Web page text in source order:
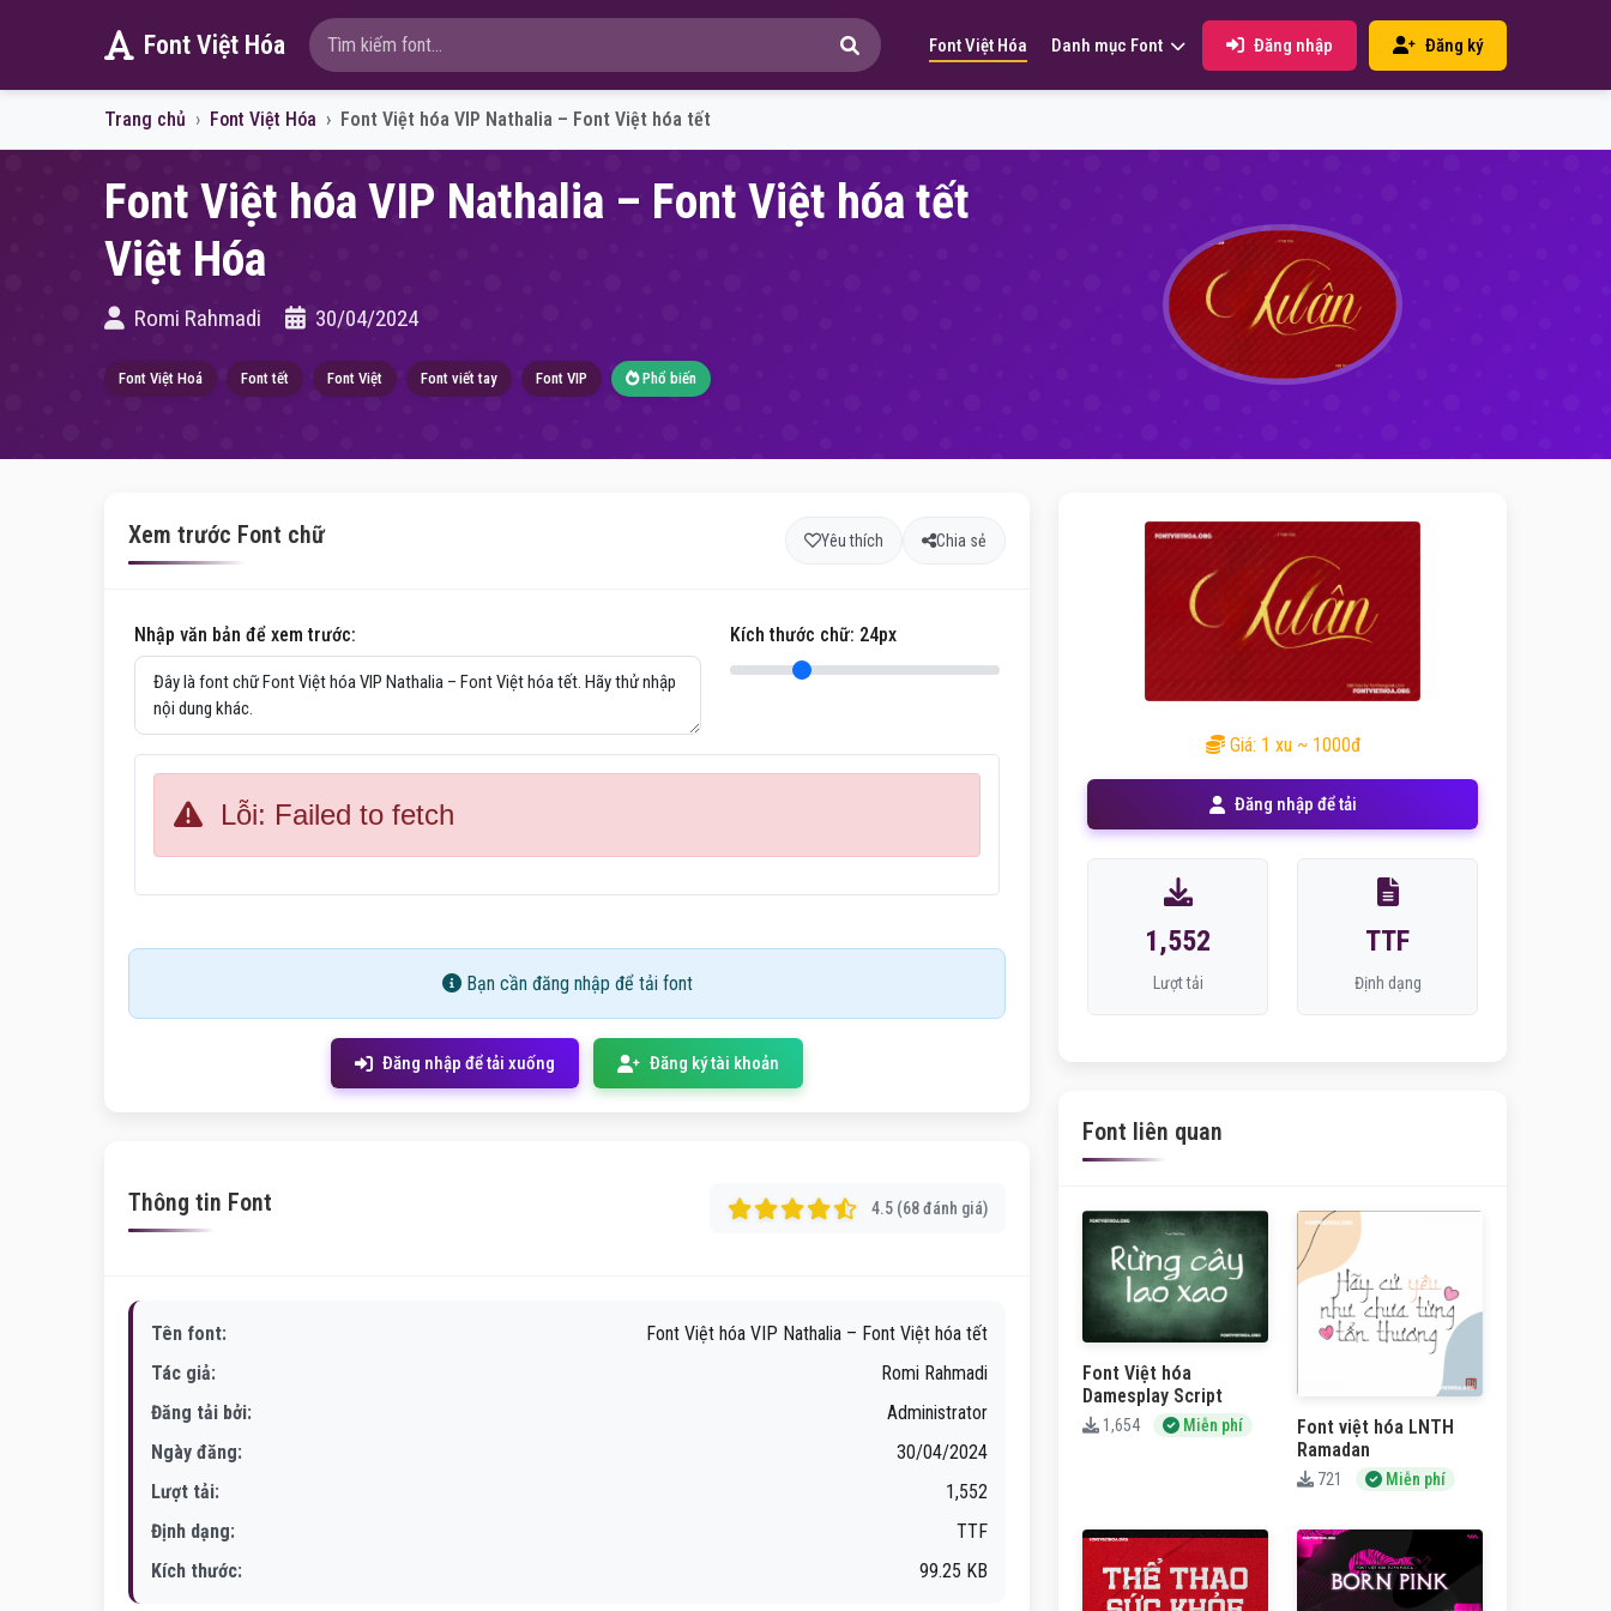
Font Việt Hóa Font Việt Hóa Danh mục Font Đăng nhập Đăng ký
Trang chủ Font Việt Hóa Font Việt hóa VIP Nathalia – Font Việt hóa tết
Font Việt hóa VIP Nathalia – Font Việt hóa tết
Việt Hóa
Romi Rahmadi 30/04/2024
Font Việt Hoá Font tết Font Việt Font viết tay Font VIP Phổ biến
Xem trước Font chữ Yêu thích Chia sẻ
Nhập văn bản để xem trước: Kích thước chữ: 24px
Lỗi: Failed to fetch
Bạn cần đăng nhập để tải font
Đăng nhập để tải xuống Đăng ký tài khoản
Thông tin Font 4.5 (68 đánh giá)
Tên font:
Font Việt hóa VIP Nathalia – Font Việt hóa tết
Tác giả:
Romi Rahmadi
Đăng tải bởi:
Administrator
Ngày đăng:
30/04/2024
Lượt tải:
1,552
Định dạng:
TTF
Kích thước:
99.25 KB
Giá: 1 xu ~ 1000đ
Đăng nhập để tải
1,552
Lượt tải
TTF
Định dạng
Font liên quan
Font Việt hóa
Damesplay Script
1,654 Miễn phí
Font việt hóa LNTH
Ramadan
721 Miễn phí